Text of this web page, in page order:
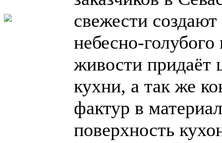
свежести
небесно-
живости придаёт
кухни, а так же
фактур в
поверхность